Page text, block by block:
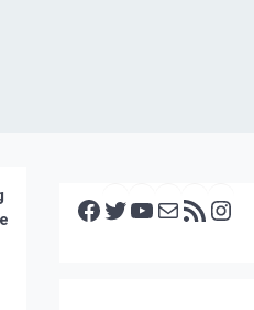
Facebook Twitter YouTube E-mail RSS feed